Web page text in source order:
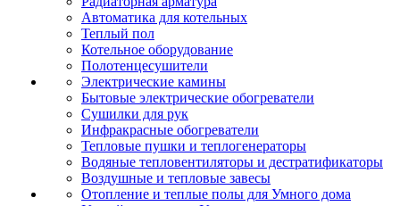
Автоматика для котельных
Теплый пол
Котельное оборудование
Полотенцесушители
Электрические камины
Бытовые электрические обогреватели
Сушилки для рук
Инфракрасные обогреватели
Тепловые пушки и теплогенераторы
Водяные тепловентиляторы и дестратификаторы
Воздушные и тепловые завесы
Отопление и теплые полы для Умного дома